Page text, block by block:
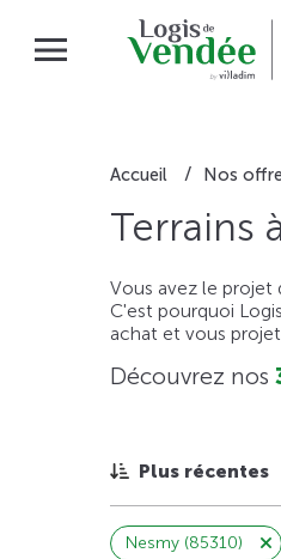
Accueil Nos
Terrains
Vous avez le projet
C'est pourquoi
achat et vous
Découvrez nos
Plus récentes
Nesmy (85310)